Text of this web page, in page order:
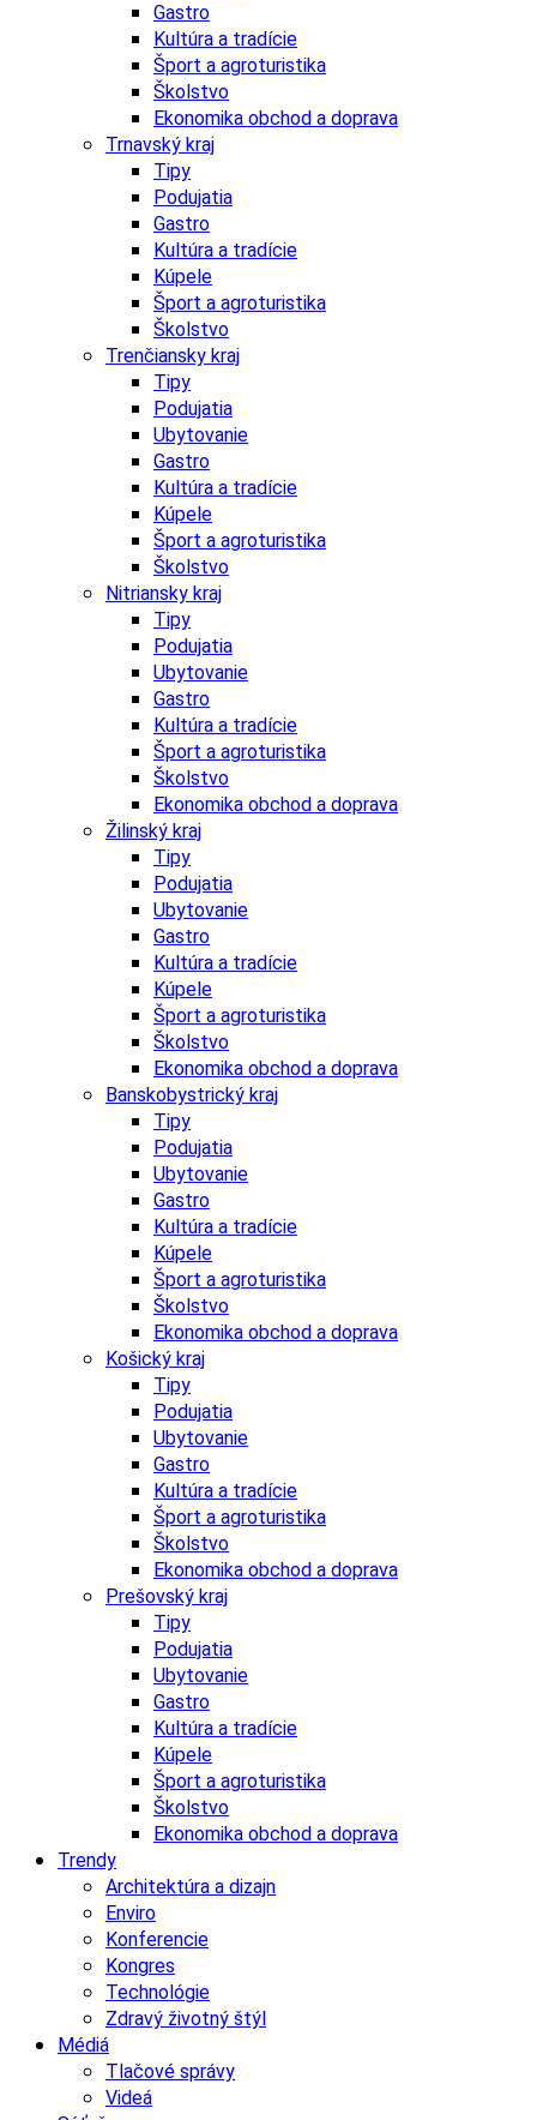
Gastro
Kultúra a tradície
Šport a agroturistika
Školstvo
Ekonomika obchod a doprava
Trnavský kraj
Tipy
Podujatia
Gastro
Kultúra a tradície
Kúpele
Šport a agroturistika
Školstvo
Trenčiansky kraj
Tipy
Podujatia
Ubytovanie
Gastro
Kultúra a tradície
Kúpele
Šport a agroturistika
Školstvo
Nitriansky kraj
Tipy
Podujatia
Ubytovanie
Gastro
Kultúra a tradície
Šport a agroturistika
Školstvo
Ekonomika obchod a doprava
Žilinský kraj
Tipy
Podujatia
Ubytovanie
Gastro
Kultúra a tradície
Kúpele
Šport a agroturistika
Školstvo
Ekonomika obchod a doprava
Banskobystrický kraj
Tipy
Podujatia
Ubytovanie
Gastro
Kultúra a tradície
Kúpele
Šport a agroturistika
Školstvo
Ekonomika obchod a doprava
Košický kraj
Tipy
Podujatia
Ubytovanie
Gastro
Kultúra a tradície
Šport a agroturistika
Školstvo
Ekonomika obchod a doprava
Prešovský kraj
Tipy
Podujatia
Ubytovanie
Gastro
Kultúra a tradície
Kúpele
Šport a agroturistika
Školstvo
Ekonomika obchod a doprava
Trendy
Architektúra a dizajn
Enviro
Konferencie
Kongres
Technológie
Zdravý životný štýl
Médiá
Tlačové správy
Videá